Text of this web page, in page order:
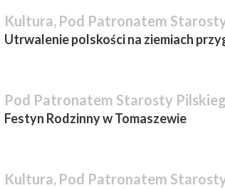
Kultura, Pod Patronatem
Utrwalenie polskości na ziemiach
Pod Patronatem Starosty
Festyn Rodzinny w Tomaszewie
Kultura, Pod Patronatem